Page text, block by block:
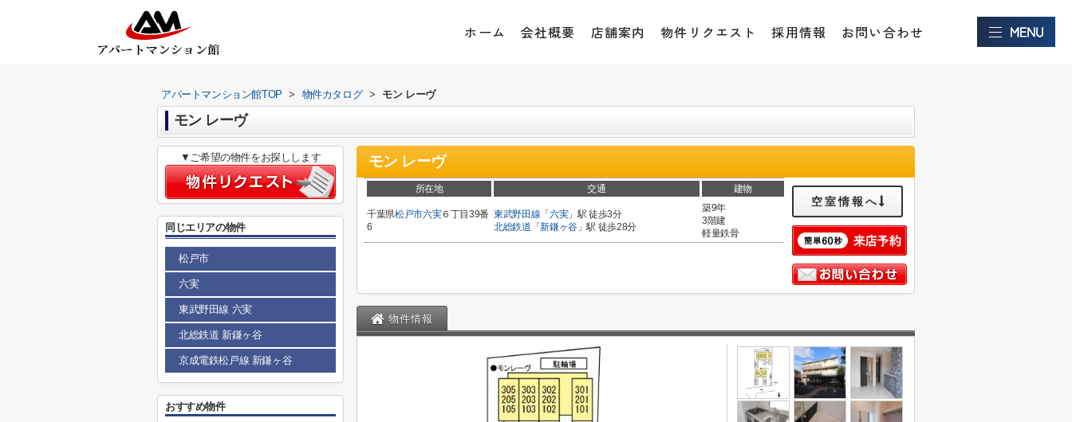
ホーム 会社概要 店舗案内 物件リクエスト 採用情報 お問い合わせ
アパートマンション館TOP > 物件カタログ > モン レーヴ
モン レーヴ
モン レーヴ
所在地 交通 建物
千葉県松戸市六実６丁目39番
6
東武野田線 「 六実」駅 徒歩3分
北総鉄道 「新鎌ヶ谷」駅 徒歩28分
築9年
3階建
軽量鉄骨
空室情報へ
物件情報
▼ご希望の物件をお探しします
同じエリアの物件
松戸市
六実
東武野田線 六実
北総鉄道 新鎌ヶ谷
京成電鉄松戸線 新鎌ヶ谷
おすすめ物件